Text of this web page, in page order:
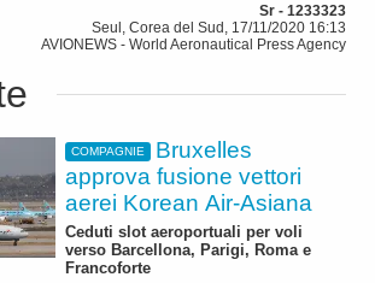
Sr - 1233323
Seul, Corea del Sud, 17/11/2020 16:13
AVIONEWS - World Aeronautical Press Agency
COMPAGNIE
Bruxelles
approva fusione vettori
aerei Korean Air-Asiana
Ceduti slot aeroportuali per voli
verso Barcellona, Parigi, Roma e
Francoforte